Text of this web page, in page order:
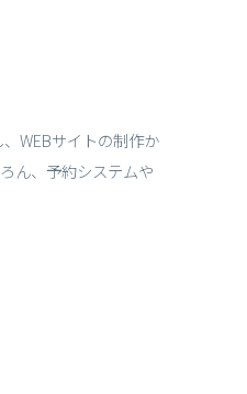
WEBサイトの制作か
ん、予約システムや